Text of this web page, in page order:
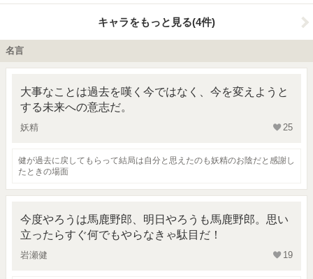
キャラをもっと見る(4件)
名言
大事なことは過去を嘆く今ではなく、今を変えようと
する未来への意志だ。
妖精 25
健が過去に戻してもらって結局は自分と思えたのも妖精のお陰だと感謝し
たときの場面
今度やろうは馬鹿野郎、明日やろうも馬鹿野郎。思い
立ったらすぐ何でもやらなきゃ駄目だ！
岩瀬健 19